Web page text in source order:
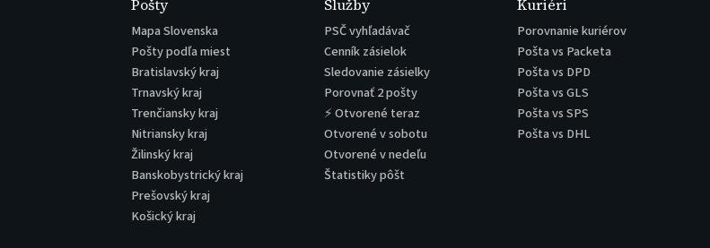
Pošty
Mapa Slovenska
Pošty podľa miest
Bratislavský kraj
Trnavský kraj
Trenčiansky kraj
Nitriansky kraj
Žilinský kraj
Banskobystrický kraj
Prešovský kraj
Košický kraj
Služby
PSČ vyhľadávač
Cenník zásielok
Sledovanie zásielky
Porovnať 2 pošty
⚡ Otvorené teraz
Otvorené v sobotu
Otvorené v nedeľu
Štatistiky pôšt
Kuriéri
Porovnanie kuriérov
Pošta vs Packeta
Pošta vs DPD
Pošta vs GLS
Pošta vs SPS
Pošta vs DHL